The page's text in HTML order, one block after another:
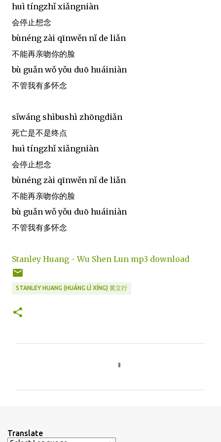
huì tíngzhǐ xiǎngniàn
会停止想念
bùnéng zài qīnwěn nǐ de liǎn
不能再亲吻你的脸
bù guǎn wǒ yǒu duō huáiniàn
不管我有多怀念
sǐwáng shìbushì zhōngdiǎn
死亡是不是终点
huì tíngzhǐ xiǎngniàn
会停止想念
bùnéng zài qīnwěn nǐ de liǎn
不能再亲吻你的脸
bù guǎn wǒ yǒu duō huáiniàn
不管我有多怀念
Stanley Huang - Wu Shen Lun mp3 download
STANLEY HUANG (HUÁNG LÌ XÍNG) 黄立行
Translate